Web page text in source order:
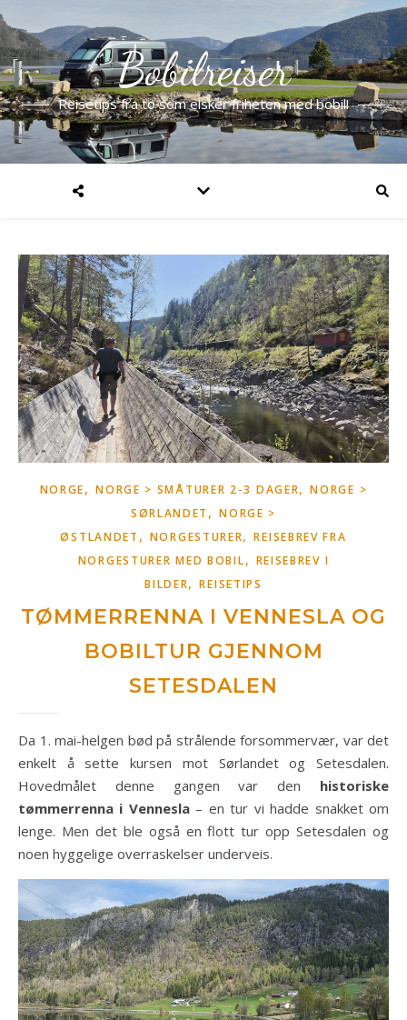
Bobilreiser
Reisetips fra to som elsker friheten med bobil!
NORGE,NORGE > SMÅTURER 2-3 DAGER,NORGE >
SØRLANDET ,NORGE >
ØSTLANDET , NORGESTURER,REISEBREV FRA
NORGESTURER MED BOBIL, REISEBREV I
BILDER,REISETIPS
TØMMERRENNA I VENNESLA OG
BOBILTUR GJENNOM
SETESDALEN
Da 1. mai-helgen bød på strålende forsommervær, var det
enkelt å sette kursen mot Sørlandet og Setesdalen.
Hovedmålet denne gangen var den historiske
tømmerrenna i Vennesla – en tur vi hadde snakket om
lenge. Men det ble også en flott tur opp Setesdalen og
noen hyggelige overraskelser underveis.